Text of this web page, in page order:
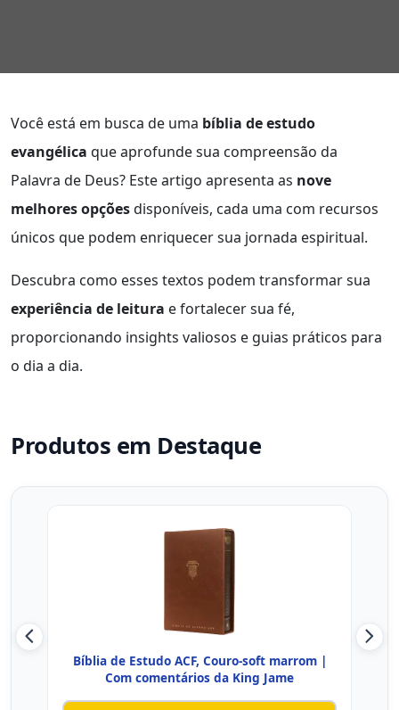
Você está em busca de uma bíblia de estudo
evangélica que aprofunde sua compreensão da
Palavra de Deus? Este artigo apresenta as nove
melhores opçõesdisponíveis, cada uma com recursos
únicos que podem enriquecer sua jornada espiritual.
Descubra como esses textos podem transformar sua
experiência de leitura e fortalecer sua fé,
proporcionando insights valiosos e guias práticos para
o dia a dia.
Produtos em Destaque
Bíblia de Estudo ACF, Couro-soft marrom |
Com comentários da King Jame